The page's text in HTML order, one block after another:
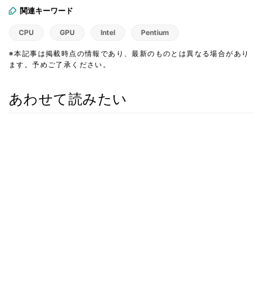
関連キーワード
CPU GPU Intel Pentium
※本記事は掲載時点の情報であり、最新のものとは異なる場合があり
ます。予めご了承ください。
あわせて読みたい